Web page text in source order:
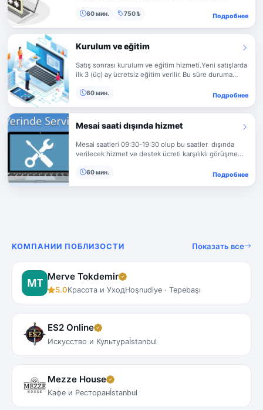
ettiğiniz destek ücretli ise ödemeyi yapmadan destek
60 мин. 750 ₺ Подробнее
Kurulum ve eğitim
Satış sonrası kurulum ve eğitim hizmeti.Yeni satışlarda
ilk 3 (üç) ay ücretsiz eğitim verilir. Bu süre duruma
edilen her türlü eğitim ve servis talepleri
belirlenir.Yazılım ürünlerinden amacına ulaşması ve en
yüksek verimin alınabilmesi için destek ve bakım
hizmeti alınması tavsiye edilir.
60 мин. Подробнее
Mesai saati dışında hizmet
Mesai saatleri 09:30-19:30 olup bu saatler dışında
verilecek hizmet ve destek ücreti karşılıklı görüşme
60 мин. Подробнее
КОМПАНИИ ПОБЛИЗОСТИ Показать все
Merve Tokdemir
5.0Красота и УходHoşnudiye · Tepebaşı
ES2 Online
Искусство и Культураİstanbul
Mezze House
Кафе и Ресторанİstanbul